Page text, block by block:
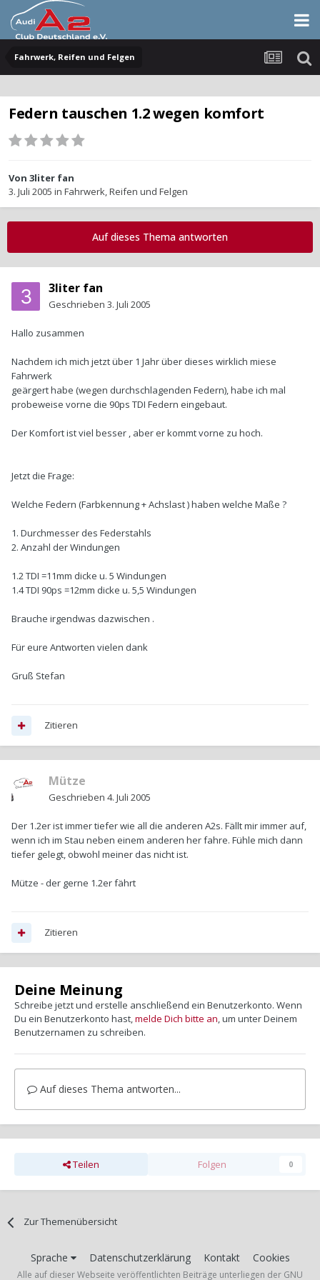
Fahrwerk, Reifen und Felgen
Federn tauschen 1.2 wegen komfort
Von 3liter fan
3. Juli 2005 in Fahrwerk, Reifen und Felgen
Auf dieses Thema antworten
3liter fan
Geschrieben 3. Juli 2005
Hallo zusammen
Nachdem ich mich jetzt über 1 Jahr über dieses wirklich miese
Fahrwerk
geärgert habe (wegen durchschlagenden Federn), habe ich mal
probeweise vorne die 90ps TDI Federn eingebaut.
Der Komfort ist viel besser , aber er kommt vorne zu hoch.
Jetzt die Frage:
Welche Federn (Farbkennung + Achslast ) haben welche Maße ?
1. Durchmesser des Federstahls
2. Anzahl der Windungen
1.2 TDI =11mm dicke u. 5 Windungen
1.4 TDI 90ps =12mm dicke u. 5,5 Windungen
Brauche irgendwas dazwischen .
Für eure Antworten vielen dank
Gruß Stefan
Zitieren
Mütze
Geschrieben 4. Juli 2005
Der 1.2er ist immer tiefer wie all die anderen A2s. Fällt mir immer auf,
wenn ich im Stau neben einem anderen her fahre. Fühle mich dann
tiefer gelegt, obwohl meiner das nicht ist.
Mütze - der gerne 1.2er fährt
Zitieren
Deine Meinung
Schreibe jetzt und erstelle anschließend ein Benutzerkonto. Wenn
Du ein Benutzerkonto hast,melde Dich bitte an, um unter Deinem
Benutzernamen zu schreiben.
Auf dieses Thema antworten...
Teilen Folgen 0
Zur Themenübersicht
Sprache Datenschutzerklärung Kontakt Cookies
Alle auf dieser Webseite veröffentlichten Beiträge unterliegen der GNU